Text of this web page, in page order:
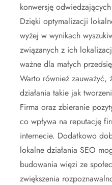
konwersję
Dzięki optymalizacji
wyżej w wynikach
związanych z ich
ważne dla małych
Warto również zauważyć,
działania takie jak
Firma oraz zbieranie
co wpływa na reputację
internecie. Dodatkowo
lokalne działania SEO
budowania więzi ze
zwiększenia